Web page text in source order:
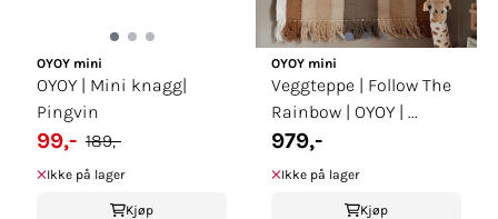
OYOY mini
OYOY | Mini knagg|
Pingvin
99,- 189,-
Ikke på lager
Kjøp
OYOY mini
Veggteppe | Follow The
Rainbow | OYOY | ...
979,-
Ikke på lager
Kjøp